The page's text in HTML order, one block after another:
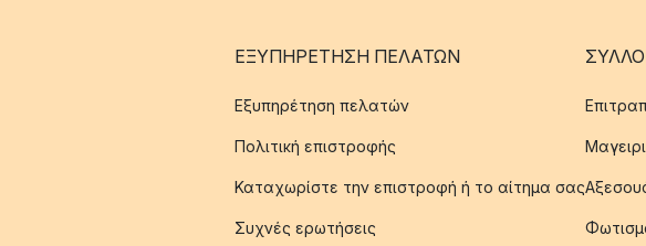
ΕΞΥΠΗΡΈΤΗΣΗ ΠΕΛΑΤΏΝ
Εξυπηρέτηση πελατών
Πολιτική επιστροφής
Καταχωρίστε την επιστροφή ή το αίτημα σας
Συχνές ερωτήσεις